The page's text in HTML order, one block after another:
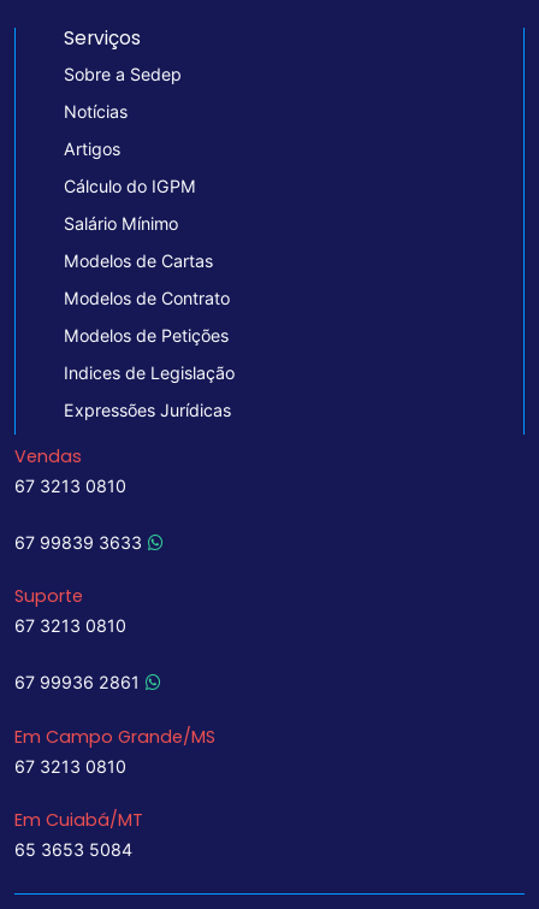
Serviços
Sobre a Sedep
Notícias
Artigos
Cálculo do IGPM
Salário Mínimo
Modelos de Cartas
Modelos de Contrato
Modelos de Petições
Indices de Legislação
Expressões Jurídicas
Vendas
67 3213 0810
67 99839 3633
Suporte
67 3213 0810
67 99936 2861
Em Campo Grande/MS
67 3213 0810
Em Cuiabá/MT
65 3653 5084